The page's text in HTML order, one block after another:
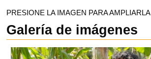
PRESIONE LA IMAGEN PARA AMPLIARLA
Galería de imágenes